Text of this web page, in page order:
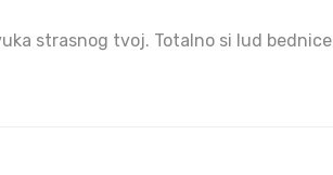
strasnog tvoj. Totalno si lud